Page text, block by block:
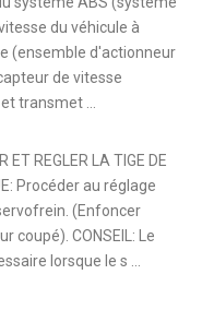
du véhicule à
(ensemble d'actionneur
de vitesse
transmet ...
ET REGLER LA TIGE DE
Procéder au réglage
(Enfoncer
coupé). CONSEIL: Le
lorsque le s ...